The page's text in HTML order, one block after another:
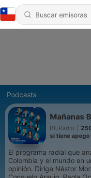
Podcasts
Mañanas
BluRadio
si tiene
El programa radial que
Colombia y el mundo en
opinión. Dirige Néstor